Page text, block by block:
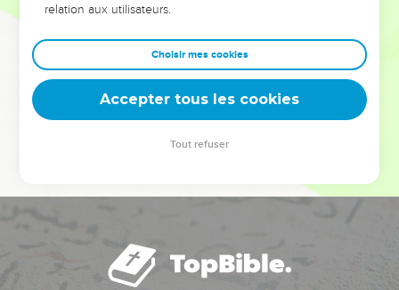
Dans cette conférence, leaders, entrepreneurs, et responsables
clés pour avancer avec plus de sagesse afin que leurs erreurs
deviennent vos tremplins. Que vous guidiez un ministère, une
équipe, un groupe ou une famille, leur expérience est faite
relation aux utilisateurs.
Choisir mes cookies
Accepter tous les cookies
Tout refuser